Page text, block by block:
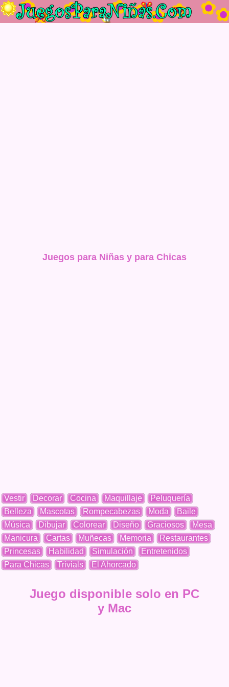
Juegos para Niñas y para Chicas
Vestir Decorar Cocina Maquillaje
Peluquería
Belleza
Mascotas Rompecabezas Moda
Baile
Música
Dibujar Colorear Diseño Graciosos
Mesa
Manicura
Cartas Muñecas Memoria
Restaurantes
Princesas
Habilidad Simulación
Entretenidos
Para Chicas
Trivials El Ahorcado
Juego disponible solo en PC
y Mac